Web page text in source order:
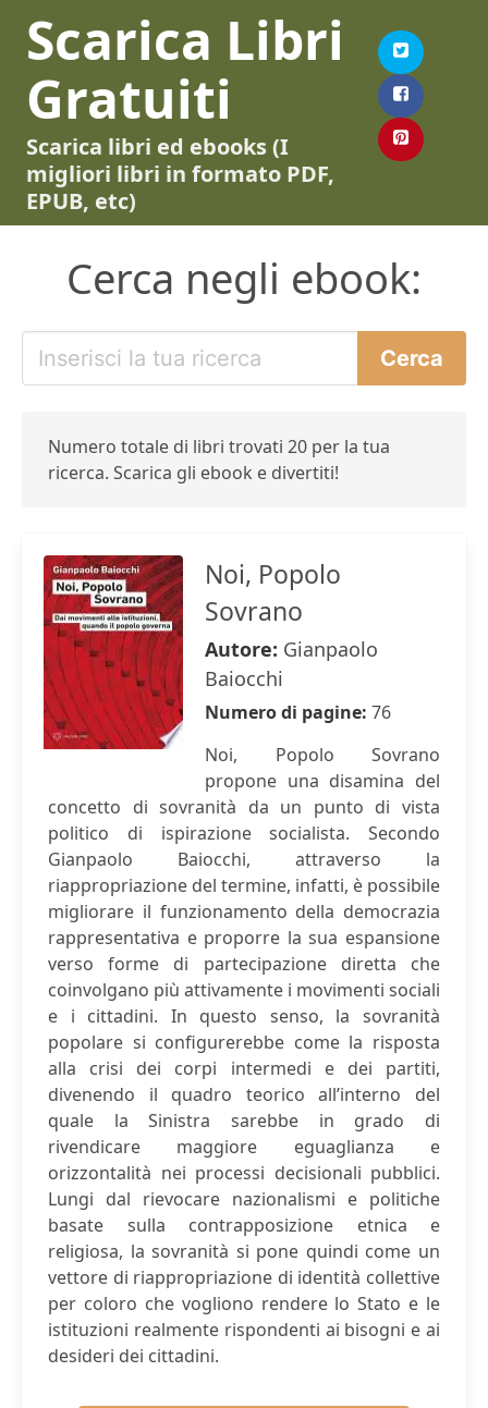
Scarica Libri
Gratuiti
Scarica libri ed ebooks (I
migliori libri in formato PDF,
EPUB, etc)
Cerca negli ebook:
Numero totale di libri trovati 20 per la tua
ricerca. Scarica gli ebook e divertiti!
Noi, Popolo
Sovrano
Autore: Gianpaolo
Baiocchi
Numero di pagine: 76
Noi, Popolo Sovrano
propone una disamina del
concetto di sovranità da un punto di vista
politico di ispirazione socialista. Secondo
Gianpaolo Baiocchi, attraverso la
riappropriazione del termine, infatti, è possibile
migliorare il funzionamento della democrazia
rappresentativa e proporre la sua espansione
verso forme di partecipazione diretta che
coinvolgano più attivamente i movimenti sociali
e i cittadini. In questo senso, la sovranità
popolare si configurerebbe come la risposta
alla crisi dei corpi intermedi e dei partiti,
divenendo il quadro teorico all’interno del
quale la Sinistra sarebbe in grado di
rivendicare maggiore eguaglianza e
orizzontalità nei processi decisionali pubblici.
Lungi dal rievocare nazionalismi e politiche
basate sulla contrapposizione etnica e
religiosa, la sovranità si pone quindi come un
vettore di riappropriazione di identità collettive
per coloro che vogliono rendere lo Stato e le
istituzioni realmente rispondenti ai bisogni e ai
desideri dei cittadini.